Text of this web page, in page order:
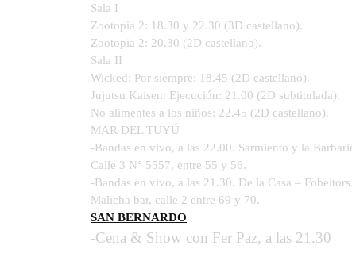
Sala I
Zootopia 2: 18.30 y 22.30 (3D castellano).
Zootopia 2: 20.30 (2D castellano).
Sala II
Wicked: Por siempre: 18.45 (2D castellano).
Jujutsu Kaisen: Ejecución: 21.00 (2D subtitulada).
No alimentes a los niños: 22.45 (2D castellano).
MAR DEL TUYÚ
-Bandas en vivo, a las 22.00. Sarmiento y la
Calle 3 N° 5557, entre 55 y 56.
-Bandas en vivo, a las 21.30. De la Casa – Fobeitors.
Malicha bar, calle 2 entre 69 y 70.
SAN BERNARDO
-Cena & Show con Fer Paz, a las 21.30